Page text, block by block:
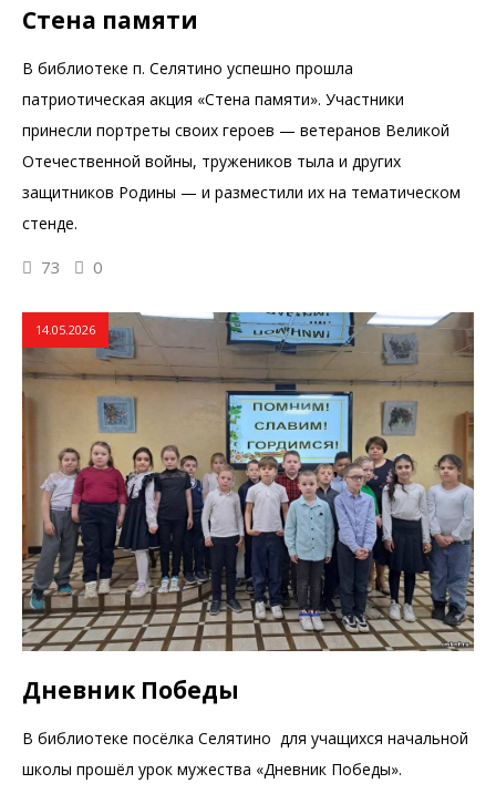
Стена памяти
В библиотеке п. Селятино успешно прошла
патриотическая акция «Стена памяти». Участники
принесли портреты своих героев — ветеранов Великой
Отечественной войны, тружеников тыла и других
защитников Родины — и разместили их на тематическом
стенде.
73 0
14.05.2026
Дневник Победы
В библиотеке посёлка Селятино для учащихся начальной
школы прошёл урок мужества «Дневник Победы».